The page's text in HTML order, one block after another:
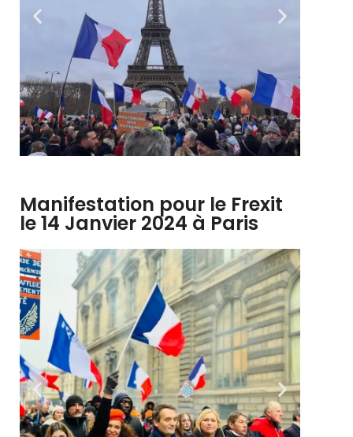
Manifestation pour le Frexit
le 14 Janvier 2024 à Paris